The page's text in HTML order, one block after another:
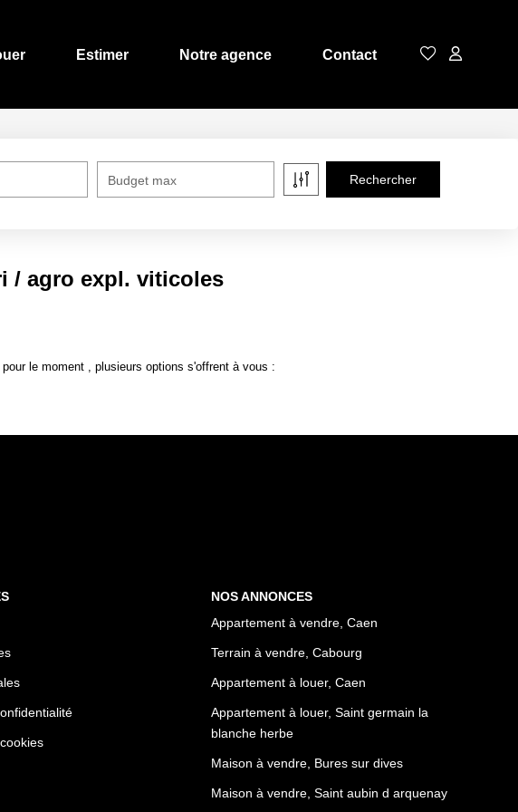
Estimer Notre agence Contact
Budget max
/ agro expl. viticoles
le moment , plusieurs options s'offrent à vous :
NOS ANNONCES
Appartement à vendre, Caen
Terrain à vendre, Cabourg
Appartement à louer, Caen
Appartement à louer, Saint germain la
blanche herbe
Maison à vendre, Bures sur dives
Maison à vendre, Saint aubin d arquenay